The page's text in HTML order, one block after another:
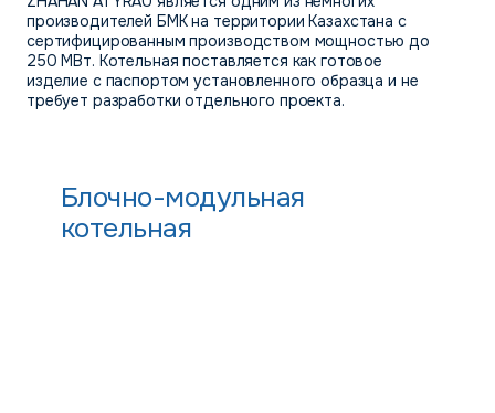
производителей БМК на территории Казахстана с
сертифицированным производством мощностью до
250 МВт. Котельная поставляется как готовое
изделие с паспортом установленного образца и не
требует разработки отдельного проекта.
Блочно-модульная
котельная